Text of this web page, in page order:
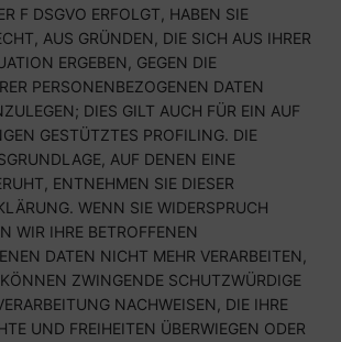
F DSGVO ERFOLGT, HABEN SIE
AUS GRÜNDEN, DIE SICH AUS IHRER
ERGEBEN, GEGEN DIE
PERSONENBEZOGENEN DATEN
DIES GILT AUCH FÜR EIN AUF
GESTÜTZTES PROFILING. DIE
AUF DENEN EINE
ENTNEHMEN SIE DIESER
WENN SIE WIDERSPRUCH
WIR IHRE BETROFFENEN
DATEN NICHT MEHR VERARBEITEN,
ZWINGENDE SCHUTZWÜRDIGE
NACHWEISEN, DIE IHRE
UND FREIHEITEN ÜBERWIEGEN ODER